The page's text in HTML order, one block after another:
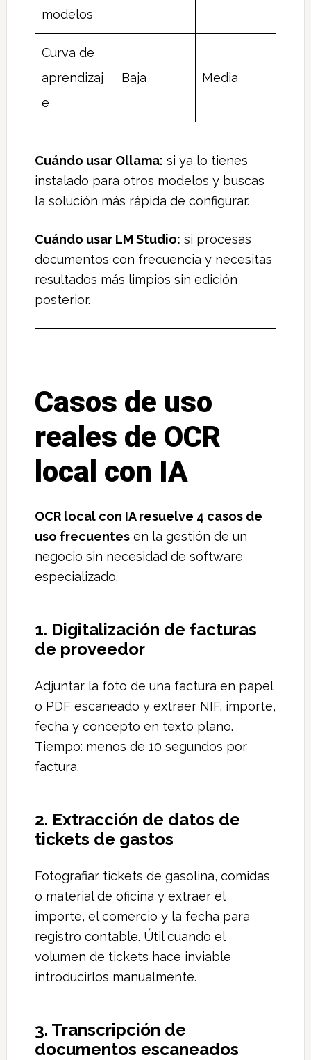
modelos
Curva de
aprendizaj
e
Baja Media
Cuándo usar Ollama: si ya lo tienes
instalado para otros modelos y buscas
la solución más rápida de configurar.
Cuándo usar LM Studio: si procesas
documentos con frecuencia y necesitas
resultados más limpios sin edición
posterior.
Casos de uso
reales de OCR
local con IA
OCR local con IA resuelve 4 casos de
uso frecuentesen la gestión de un
negocio sin necesidad de software
especializado.
1. Digitalización de facturas
de proveedor
Adjuntar la foto de una factura en papel
o PDF escaneado y extraer NIF, importe,
fecha y concepto en texto plano.
Tiempo: menos de 10 segundos por
factura.
2. Extracción de datos de
tickets de gastos
Fotografiar tickets de gasolina, comidas
o material de oficina y extraer el
importe, el comercio y la fecha para
registro contable. Útil cuando el
volumen de tickets hace inviable
introducirlos manualmente.
3. Transcripción de
documentos escaneados